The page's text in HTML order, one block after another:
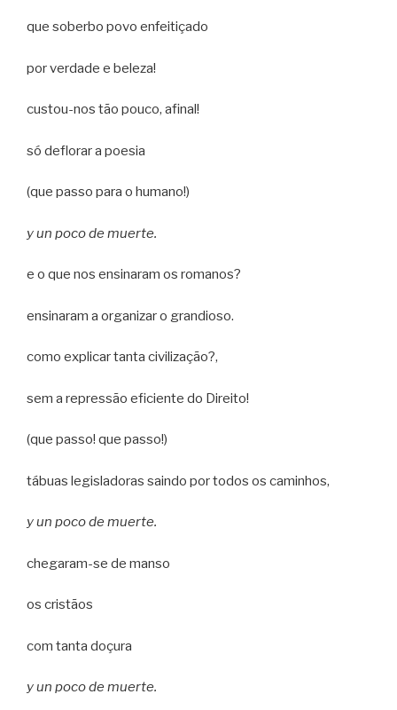
que soberbo povo enfeitiçado
por verdade e beleza!
custou-nos tão pouco, afinal!
só deflorar a poesia
(que passo para o humano!)
y un poco de muerte.
e o que nos ensinaram os romanos?
ensinaram a organizar o grandioso.
como explicar tanta civilização?,
sem a repressão eficiente do Direito!
(que passo! que passo!)
tábuas legisladoras saindo por todos os caminhos,
y un poco de muerte.
chegaram-se de manso
os cristãos
com tanta doçura
y un poco de muerte.